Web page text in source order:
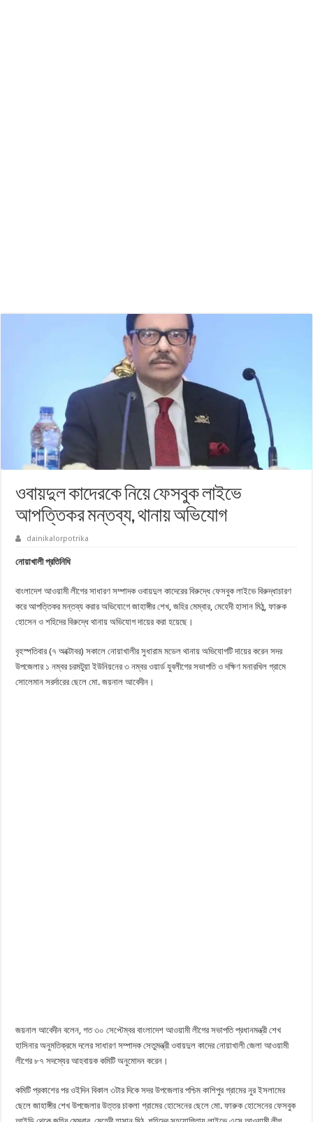
ওবায়দুল কাদেরকে নিয়ে ফেসবুক লাইভে
আপত্তিকর মন্তব্য, থানায় অভিযোগ
dainikalorpotrika
নোয়াখালী প্রতিনিধি
বাংলাদেশ আওয়ামী লীগের সাধারণ সম্পাদক ওবায়দুল কাদেরের বিরুদ্ধে ফেসবুক লাইভে বিরুদ্ধাচারণ
করে আপত্তিকর মন্তব্য করার অভিযোগে জাহাঙ্গীর শেখ, জহির মেম্বার, মেহেদী হাসান মিঠু, ফারুক
হোসেন ও শহিদের বিরুদ্ধে থানায় অভিযোগ দায়ের করা হয়েছে।
বৃহস্পতিবার (৭ অক্টোবর) সকালে নোয়াখালীর সুধারাম মডেল থানায় অভিযোগটি দায়ের করেন সদর
উপজেলার ১ নম্বর চরমটুয়া ইউনিয়নের ৩ নম্বর ওয়ার্ড যুবলীগের সভাপতি ও দক্ষিণ মনারখিল গ্রামে
সোলেমান সরর্দারের ছেলে মো. জয়নাল আবেদীন।
জয়নাল আবেদীন বলেন, গত ৩০ সেপ্টেম্বর বাংলাদেশ আওয়ামী লীগের সভাপতি প্রধানমন্ত্রী শেখ
হাসিনার অনুমতিক্রমে দলের সাধারণ সম্পাদক সেতুমন্ত্রী ওবায়দুল কাদের নোয়াখালী জেলা আওয়ামী
লীগের ৮৭ সদস্যের আহবায়ক কমিটি অনুমোদন করেন।
কমিটি প্রকাশের পর ওইদিন বিকাল ৩টার দিকে সদর উপজেলার পশ্চিম কাশিপুর গ্রামের নুর ইসলামের
ছেলে জাহাঙ্গীর শেখ উপজেলার উত্তর চাকলা গ্রামের হোসেনের ছেলে মো. ফারুক হোসেনের ফেসবুক